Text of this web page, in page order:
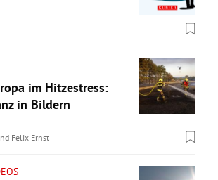
im Hitzestress:
in Bildern
Felix Ernst